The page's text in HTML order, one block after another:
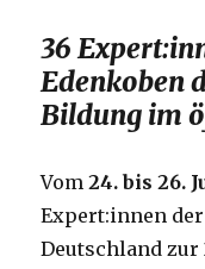
36
Edenkoben
Bildung im
Vom24. bis 26.
Expert:innen
Deutschland zur